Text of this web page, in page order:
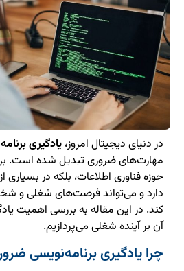
در دنیای دیجیتال امروز،یادگیری
مهارت‌های ضروری تبدیل شده است.
حوزه فناوری اطلاعات، بلکه در بسیاری
دارد و می‌تواند فرصت‌های شغلی و
کند. در این مقاله به بررسی اهمیت
آن بر آینده شغلی می‌پردازیم.
چرا یادگیری برنامه‌نویسی